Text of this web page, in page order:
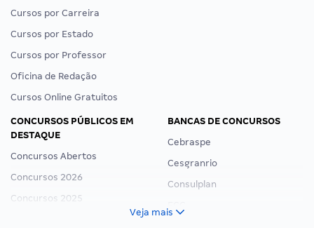
Cursos por Carreira
Cursos por Estado
Cursos por Professor
Oficina de Redação
Cursos Online Gratuitos
CONCURSOS PÚBLICOS EM
DESTAQUE
Concursos Abertos
Concursos 2026
Concursos 2025
BANCAS DE CONCURSOS
Cebraspe
Cesgranrio
Consulplan
Veja mais